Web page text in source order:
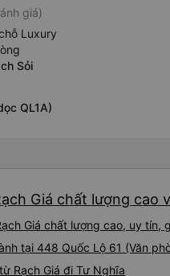
giá)
Luxury
Sỏi
QL1A)
Giá chất lượng cao
Giá chất lượng cao, uy tín,
tại 448 Quốc Lộ 61 (Văn
Rạch Giá đi Tư Nghĩa